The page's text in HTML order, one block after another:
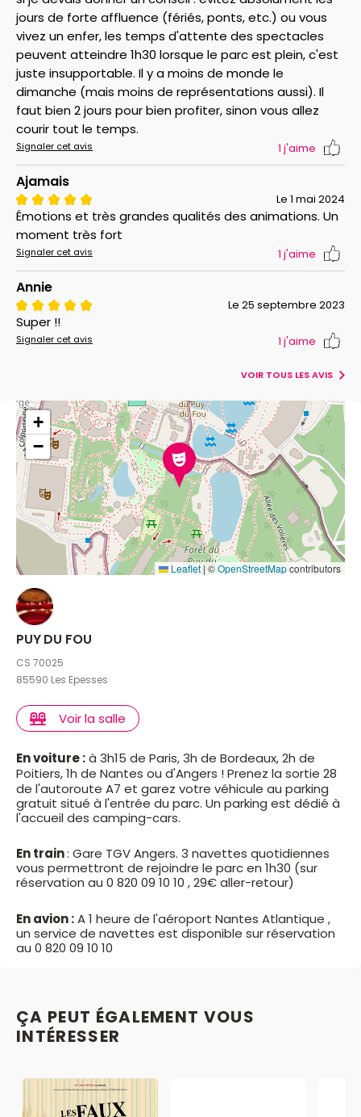
jours de forte affluence (fériés, ponts, etc.) ou vous
vivez un enfer, les temps d'attente des spectacles
peuvent atteindre 1h30 lorsque le parc est plein, c'est
juste insupportable. Il y a moins de monde le
dimanche (mais moins de représentations aussi). Il
faut bien 2 jours pour bien profiter, sinon vous allez
courir tout le temps.
Signaler cet avis 1 j'aime
Ajamais
Le 1 mai 2024
Émotions et très grandes qualités des animations. Un
moment très fort
Signaler cet avis 1 j'aime
Annie
Le 25 septembre 2023
Super !!
Signaler cet avis 1 j'aime
VOIR TOUS LES AVIS
+
−
Leaflet |©OpenStreetMapcontributors
PUY DU FOU
CS 70025
85590 Les Epesses
Voir la salle
En voiture :à 3h15 de Paris, 3h de Bordeaux, 2h de
Poitiers, 1h de Nantes ou d'Angers !Prenez la sortie 28
de l'autoroute A7 et garez votre véhicule au parking
gratuit situé à l'entrée du parc. Un parking est dédié à
l'accueil des camping-cars.
En train: Gare TGV Angers. 3 navettes quotidiennes
vous permettront de rejoindre le parc en 1h30 (sur
réservation au 0 820 09 10 10 , 29€ aller-retour)
En avion :A 1 heure de l'aéroport Nantes Atlantique ,
un service de navettes est disponible sur réservation
au 0 820 09 10 10
ÇA PEUT ÉGALEMENT VOUS
INTÉRESSER